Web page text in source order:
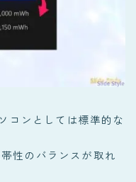
コンとしては標準的な
性のバランスが取れ